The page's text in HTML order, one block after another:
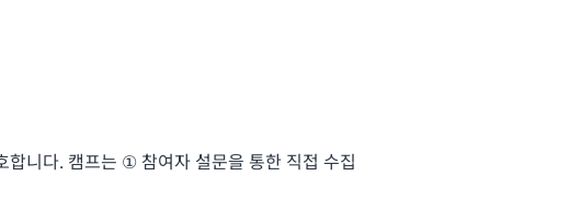
합니다. 캠프는 ① 참여자 설문을 통한 직접 수집